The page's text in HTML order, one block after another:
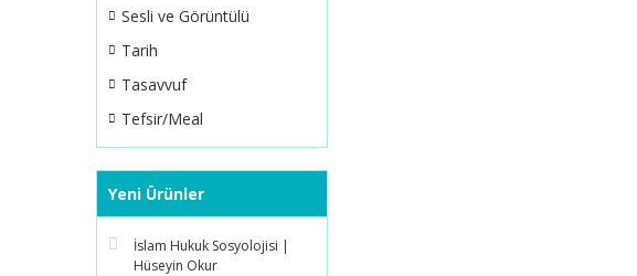
Sesli ve Görüntülü
Tarih
Tasavvuf
Tefsir/Meal
Yeni Ürünler
İslam Hukuk Sosyolojisi |
Hüseyin Okur